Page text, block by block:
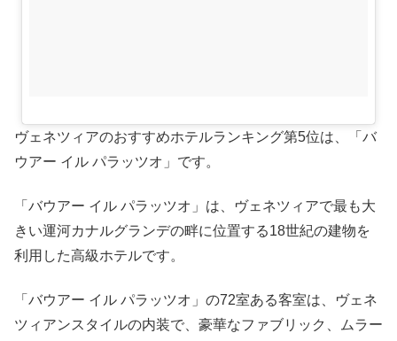
ヴェネツィアのおすすめホテルランキング第5位は、「バ
ウアー イル パラッツオ」です。
「バウアー イル パラッツオ」は、ヴェネツィアで最も大
きい運河カナルグランデの畔に位置する18世紀の建物を
利用した高級ホテルです。
「バウアー イル パラッツオ」の72室ある客室は、ヴェネ
ツィアンスタイルの内装で、豪華なファブリック、ムラー